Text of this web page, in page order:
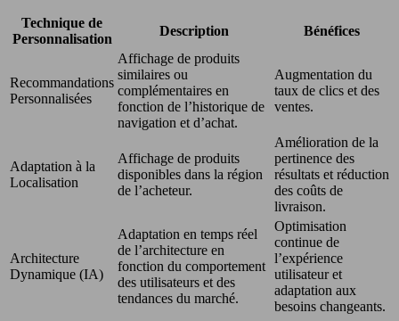
Technique de
Personnalisation
Description Bénéfices
Recommandations
Personnalisées
Affichage de produits
similaires ou
complémentaires en
fonction de l’historique de
navigation et d’achat.
Augmentation du
taux de clics et des
ventes.
Adaptation à la
Localisation
Affichage de produits
disponibles dans la région
de l’acheteur.
Amélioration de la
pertinence des
résultats et réduction
des coûts de
livraison.
Architecture
Dynamique (IA)
Adaptation en temps réel
de l’architecture en
fonction du comportement
des utilisateurs et des
tendances du marché.
Optimisation
continue de
l’expérience
utilisateur et
adaptation aux
besoins changeants.